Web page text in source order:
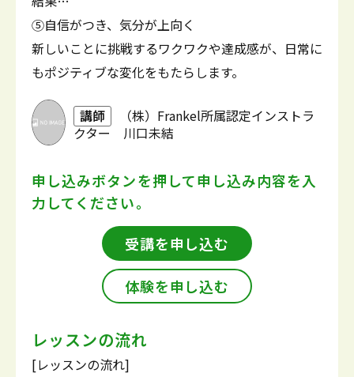
⑤自信がつき、気分が上向く
新しいことに挑戦するワクワクや達成感が、日常に
もポジティブな変化をもたらします。
講師
（株）Frankel所属認定インストラ
クター 川口未結
申し込みボタンを押して申し込み内容を入
力してください。
受講を申し込む
体験を申し込む
レッスンの流れ
[レッスンの流れ]